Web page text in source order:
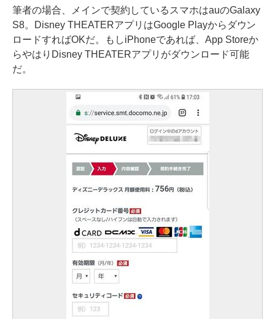
筆者の場合、メインで契約しているスマホはauのGalaxy
S8。Disney THEATERアプリはGoogle Playからダウン
ロードすればOKだ。もしiPhoneであれば、App Storeか
らやはりDisney THEATERアプリがダウンロード可能
だ。